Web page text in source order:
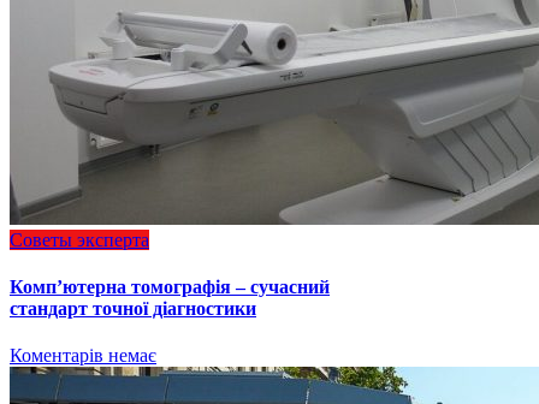
Советы эксперта
Комп’ютерна томографія – сучасний
стандарт точної діагностики
Коментарів немає